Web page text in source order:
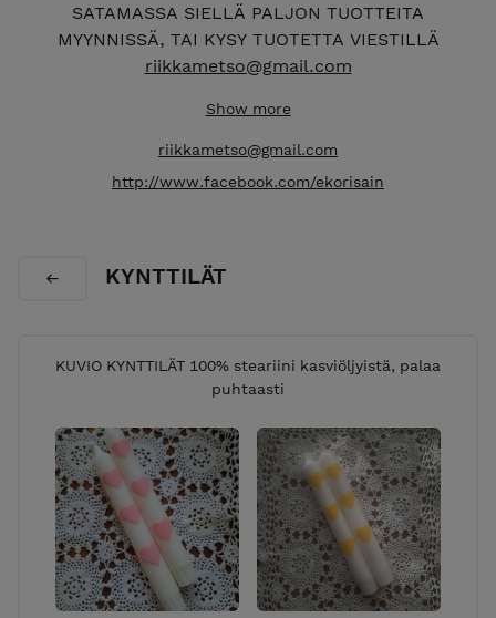
SATAMASSA SIELLÄ PALJON TUOTTEITA
MYYNNISSÄ, TAI KYSY TUOTETTA VIESTILLÄ
riikkametso@gmail.com
EKORISAIN VERSTAAN VERKKOKAUPASTA LÖYDÄT
omaan käyttöön tervetuloa tutustumaan. Tuotteet
valmistetaan Lahdessa kotiverstaalla ja
rakkaudesta vanhoihin astioihin, sekä puuhun ja
valitaan ekomateriaaleista. Tuotteet syntyvät
rakkaudesta luontoon ja ekologisuuteen, niissä
hyödynnetään monenlaisia käsityötekniikoita. Tee se
itse tuotteista löydät hauskoja settejä itse tehtäviin
kierrätys tuotteisiin.
Mahdollista tilata myös puusepän mittatilaustöitä ja
vanhojen huonekalujen kunnostusta vanhaa
kunnioittaen ota yhteyttä sähköpostilla.
riikkametso@gmail.comEkoRisain verstas y-
Show more
riikkametso@gmail.com
http://www.facebook.com/ekorisain
KYNTTILÄT
KUVIO KYNTTILÄT 100% steariini kasviöljyistä, palaa
puhtaasti